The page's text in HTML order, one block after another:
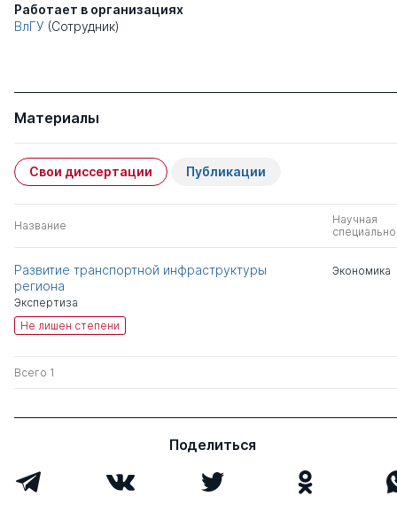
Работает в организациях
ВлГУ (Сотрудник)
Материалы
Свои диссертации Публикации
Название
Научная
Развитие транспортной инфраструктуры
региона
Экспертиза
Не лишен степени
Экономика
Всего 1
Поделиться